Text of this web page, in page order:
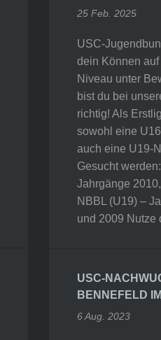
25 Feb. 2025
USC-
dein Können
Niveau unter
bist du bei
richtig! Als
sowohl eine
auch eine U19-
Gesucht werden:
Jahrgänge
NBBL (U19) –
und 2009
USC-
BENNEFELD
6 Aug. 2023